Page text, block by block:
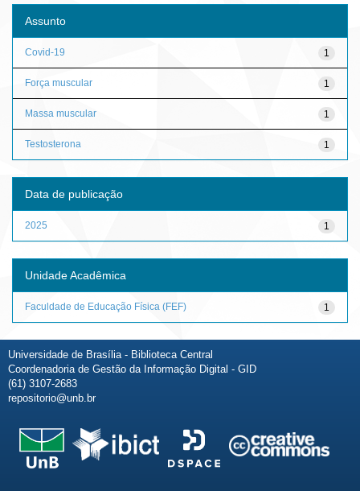
Assunto
1
Covid-19
1
Força muscular
1
Massa muscular
1
Testosterona
Data de publicação
1
2025
Unidade Acadêmica
1
Faculdade de Educação Física (FEF)
Universidade de Brasília - Biblioteca Central
Coordenadoria de Gestão da Informação Digital - GID
(61) 3107-2683
repositorio@unb.br